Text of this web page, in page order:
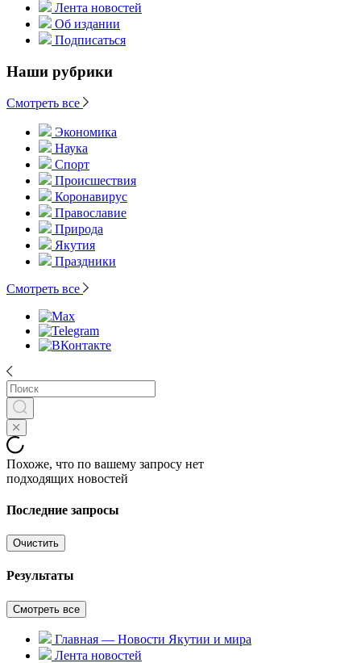
Лента новостей
Об издании
Подписаться
Наши рубрики
Смотреть все
Экономика
Наука
Спорт
Происшествия
Коронавирус
Православие
Природа
Якутия
Праздники
Смотреть все
Похоже, что по вашему запросу нет
подходящих новостей
Последние запросы
Очистить
Результаты
Смотреть все
Главная — Новости Якутии и мира
Лента новостей